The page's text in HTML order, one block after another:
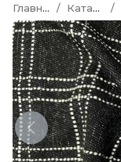
Главная Каталог
Previous